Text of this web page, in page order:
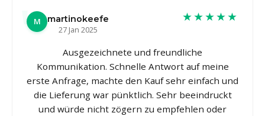
M
martinokeefe
27 Jan 2025
★★★★★
Ausgezeichnete und freundliche
Kommunikation. Schnelle Antwort auf meine
erste Anfrage, machte den Kauf sehr einfach und
die Lieferung war pünktlich. Sehr beeindruckt
und würde nicht zögern zu empfehlen oder